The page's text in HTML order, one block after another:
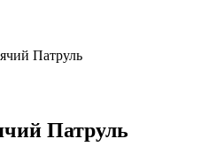
Патруль
Патруль